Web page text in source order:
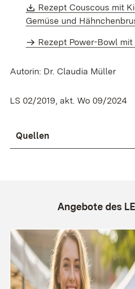
Download:
Rezept Couscous mit
Gemüse und
Rezept Power-Bowl mit
Autorin: Dr. Claudia Müller
LS 02/2019, akt. Wo 09/2024
Quellen
Angebote des